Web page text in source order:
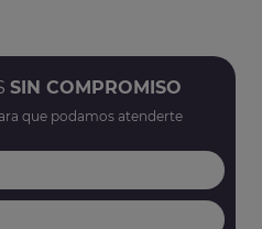
SIN COMPROMISO
que podamos atenderte